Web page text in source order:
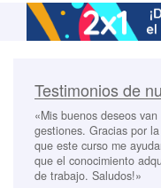
Testimonios de
«Mis buenos deseos
gestiones. Gracias por
que este curso me
que el conocimiento
de trabajo. Saludos!»